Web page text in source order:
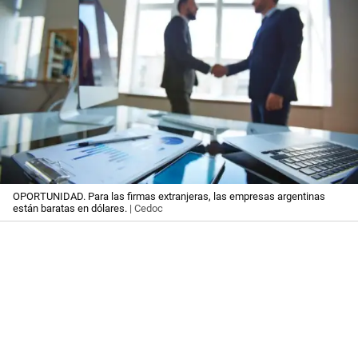
OPORTUNIDAD. Para las firmas extranjeras, las empresas argentinas
están baratas en dólares. | Cedoc